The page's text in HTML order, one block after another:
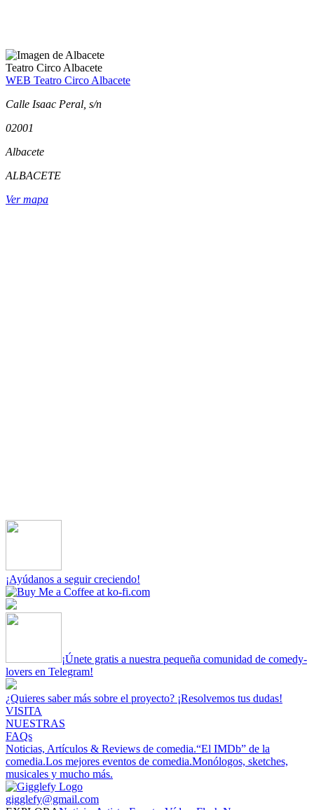
Teatro Circo Albacete
WEB Teatro Circo Albacete
Calle Isaac Peral, s/n
02001
Albacete
ALBACETE
Ver mapa
¡Ayúdanos a seguir creciendo!
¡Únete gratis a nuestra pequeña comunidad de comedy-
lovers en Telegram!
¿Quieres saber más sobre el proyecto? ¡Resolvemos tus dudas!
VISITA
NUESTRAS
FAQs
Noticias, Artículos & Reviews de comedia.“El IMDb” de la
comedia.Los mejores eventos de comedia.Monólogos, sketches,
musicales y mucho más.
gigglefy@gmail.com